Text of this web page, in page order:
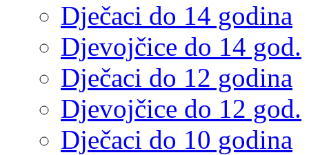
Dječaci do 14 godina
Djevojčice do 14 god.
Dječaci do 12 godina
Djevojčice do 12 god.
Dječaci do 10 godina